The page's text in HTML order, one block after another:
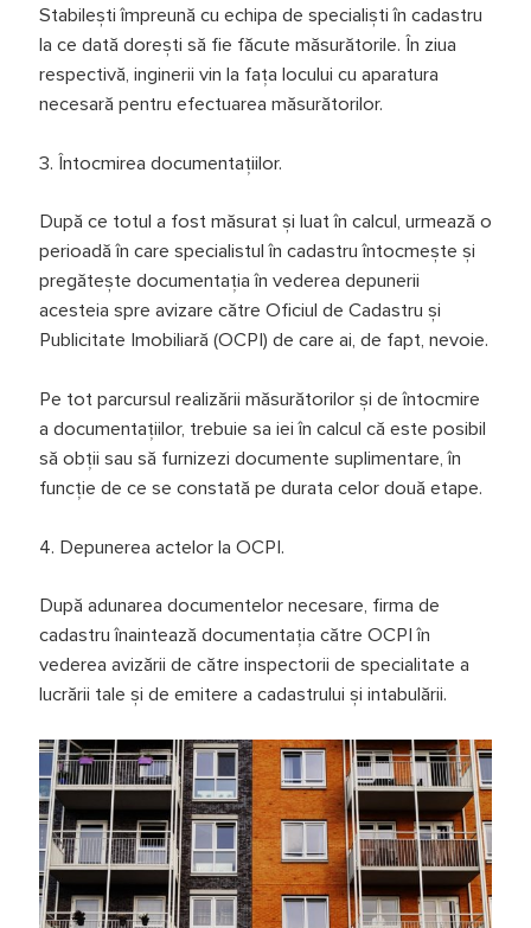
Stabilești împreună cu echipa de specialiști în cadastru
la ce dată dorești să fie făcute măsurătorile. În ziua
respectivă, inginerii vin la fața locului cu aparatura
necesară pentru efectuarea măsurătorilor.
3. Întocmirea documentaţiilor.
După ce totul a fost măsurat și luat în calcul, urmează o
perioadă în care specialistul în cadastru întocmește şi
pregăteşte documentația în vederea depunerii
acesteia spre avizare către Oficiul de Cadastru şi
Publicitate Imobiliară (OCPI) de care ai, de fapt, nevoie.
Pe tot parcursul realizării măsurătorilor şi de întocmire
a documentațiilor, trebuie sa iei în calcul că este posibil
să obții sau să furnizezi documente suplimentare, în
funcție de ce se constată pe durata celor două etape.
4. Depunerea actelor la OCPI.
După adunarea documentelor necesare, firma de
cadastru înaintează documentația către OCPI în
vederea avizării de către inspectorii de specialitate a
lucrării tale și de emitere a cadastrului şi intabulării.